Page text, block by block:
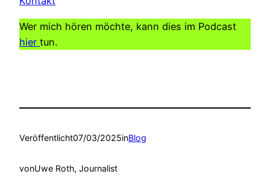
Wer mich hören möchte, kann dies im Podcast
hier tun.
Veröffentlicht07/03/2025inBlog
vonUwe Roth, Journalist